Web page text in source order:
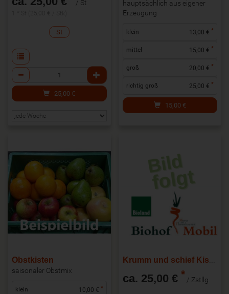
/ St
St
Anzahl
25,00 €
hauptsächlich aus eigener
Erzeugung
klein 13,00 € *
mittel 15,00 € *
groß 20,00 € *
richtig groß 25,00 € *
15,00 €
Obstkisten
saisonaler Obstmix
klein 10,00 € *
ca. 25,00 € * / Zstllg